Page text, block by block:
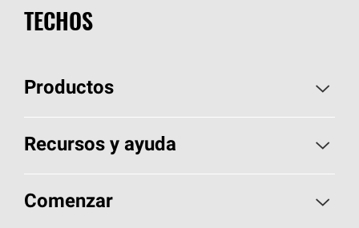
TECHOS
Productos
Elija sus tejas
Encuentre un contratista
Recursos y ayuda
Aspectos básicos sobre techos
Comenzar